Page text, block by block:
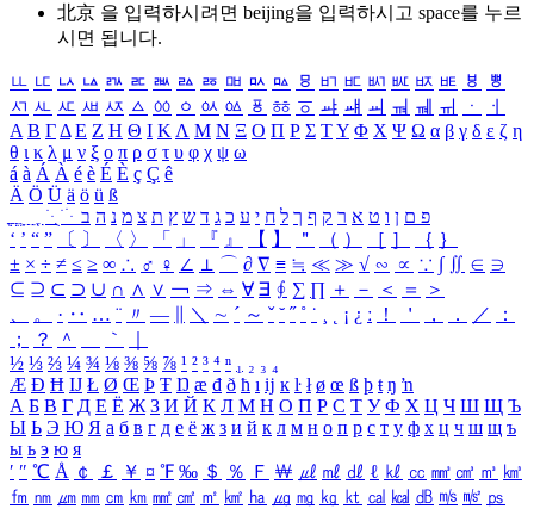
北京 을 입력하시려면 beijing을 입력하시고 space를 누르
시면 됩니다.
ㅥ ㅦ ㅧ ㅨ ㅩ ㅪ ㅫ ㅬ ㅭ ㅮ ㅯ ㅰ ㅱ ㅲ ㅳ ㅴ ㅵ ㅶ ㅷ ㅸ
ㅹ
ㅺ ㅻ ㅼ ㅽ ㅾ ㅿ ㆀ ㆁ ㆂ ㆃ ㆄ ㆅ ㆆ ㆇ ㆈ ㆉ ㆊ ㆋ ㆌ ㆍ
ㆎ
Α Β ΓΔ Ε Ζ Η Θ Ι ΚΛ Μ Ν Ξ Ο Π Ρ Σ ΤΥ Φ Χ Ψ Ω α β γ δ ε ζ η
θ ι κ λ μ ν ξ ο π ρ σ τ υ φ χ ψ ω
á à Á À é è É È ç Ç ê
Ä Ö Ü ä ö ü ß
ִֶֹ ֻּ ׁׂ פ ם ן ו ט א ר ק ף ך ל ח י ע כ ג ד ש ץ ת צ מ נ ה ב
‘ ’ “ ” 〔 〕 〈 〉 「 」 『 』 【 】 ＂ （ ） ［ ］ ｛ ｝
± × ÷ ≠ ≤ ≥ ∞ ∴ ♂ ♀ ∠ ⊥ ⌒ ∂ ∇ ≡ ≒ ≪ ≫ √ ∽ ∝ ∵ ∫ ∬ ∈ ∋
⊆ ⊇ ⊂ ⊃ ∪ ∩ ∧ ∨ ￢ ⇒ ⇔ ∀ ∃ ∮ ∑ ∏ ＋ － ＜ ＝
＞
、
。 · ‥ … ¨ 〃 ― ＼ ∼ ´ ～ ˇ ˘ ˝ ˚ ˙ ¸ ¡ ¿ ː ！ ＇ ， ． ／
：
；
？ ＾ ｀
½ ⅓ ⅔ ¼ ¾ ⅛ ⅜ ⅝ ⅞ ¹ ² ³ ⁴ ⁿ ₁ ₂ ₃ ₄
Æ Ð Ħ Ĳ Ł Ø Œ Þ Ŧ Ŋ æ đ ð ħ ı ĳ ĸ ŀ ł ø œ ß þ ŧ ŋ ŉ
А Б В Г Д Е Ё Ж З И Й К Л М Н О П Р С Т У Ф Х Ц Ч Ш Щ Ъ
Ы Ь Э Ю Я а б в г д е ё ж з и й к л м н о п р с т у ф х ц ч ш щ ъ
ы ь э ю я
′ ″ ℃ Å ￠ ￡ ￥ ¤ ℉ ‰ ＄ ％ Ｆ ￦ ㎕ ㎖ ㎗ ℓ ㎘ ㏄ ㎣ ㎤ ㎥ ㎦
㎙ ㎚ ㎛ ㎜ ㎝ ㎞ ㎟ ㎠ ㎡ ㎢ ㏊ ㎍ ㎎ ㎏ ㏏ ㎈ ㎉ ㏈ ㎧ ㎨ ㎰